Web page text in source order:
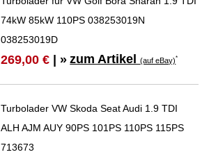
74kW 85kW 110PS 038253019N
038253019D
269,00 € | » zum Artikel(auf eBay)*
Turbolader VW Skoda Seat Audi 1.9 TDI
ALH AJM AUY 90PS 101PS 110PS 115PS
713673